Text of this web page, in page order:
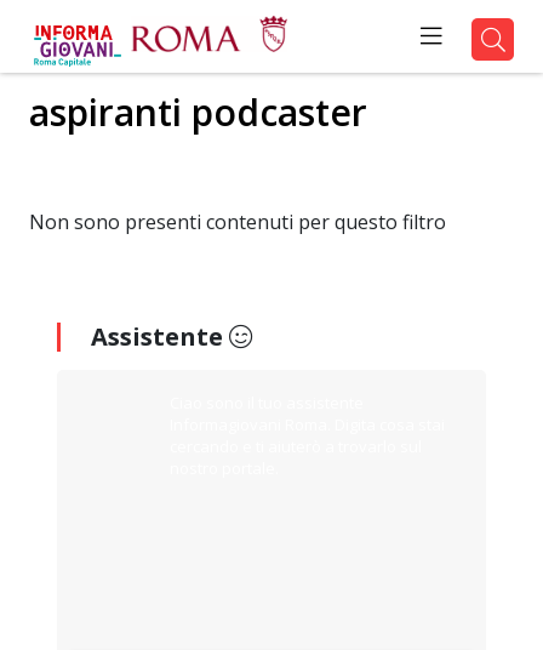
aspiranti podcaster
Non sono presenti contenuti per questo filtro
Assistente